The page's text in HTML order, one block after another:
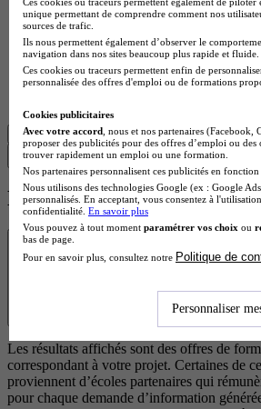
collective, cafétéria)
La Ferté Macé 61600
Le CAP Production et Service en
Lycée professionnel Flora Tristan
professionnels qualifiés capables
Voir plus
Trouver ma formation
Les écoles à la une
Transparence
Les résultats affichés sont des offres de
correspondant à votre projet. Certaines de
proviennent d’écoles partenaires qui
pour chaque demande d’information
unique permettant de comprendre comment nos
sources de trafic.
Ils nous permettent également d’observer le
navigation dans nos sites beaucoup plus rapide et fluide.
Ces cookies ou traceurs permettent enfin de
personnalisée des offres d'emploi ou de formations
Cookies publicitaires
Avec votre accord , nous et nos partenaires
proposer des publicités pour des offres d’emploi ou
trouver rapidement un emploi ou une formation.
Nos partenaires personnalisent ces publicités en
Nous utilisons des technologies Google (ex : Google
personnalisés. En acceptant, vous consentez à
confidentialité. En savoir plus
Vous pouvez à tout moment paramétrer vos choix ou
bas de page.
Pour en savoir plus, consultez notre Politique de
Personnaliser